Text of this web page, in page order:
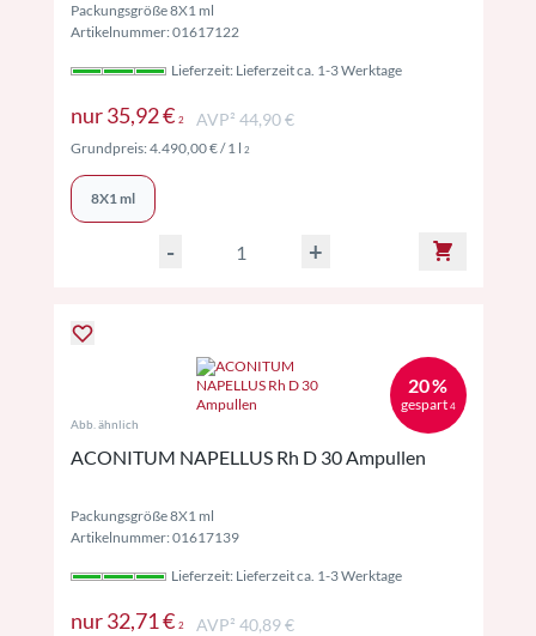
Packungsgröße 8X1 ml
Artikelnummer: 01617122
Lieferzeit: Lieferzeit ca. 1-3 Werktage
nur35,92 € 2Preise inkl. MwSt. ggf. zzgl. Versand
AVP² 44,90 €
Grundpreis:4.490,00 €/ 1 l 2Preise inkl. MwSt. ggf. zzgl. Versand
8X1 ml
- +
20 %
gespart 4
Abb. ähnlich
ACONITUM NAPELLUS Rh D 30 Ampullen
Packungsgröße 8X1 ml
Artikelnummer: 01617139
Lieferzeit: Lieferzeit ca. 1-3 Werktage
nur32,71 € 2Preise inkl. MwSt. ggf. zzgl. Versand
AVP² 40,89 €